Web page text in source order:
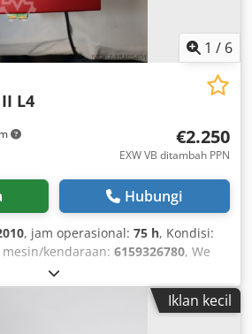
1 / 6
II L4
€2.250
EXW VB ditambah PPN
Hubungi
, jam operasional: 75 h, Kondisi:
kendaraan: 6159326780, We
demo tool inventory: Desoutter
08/2010 Item No.: 6159326780
Supplied without additional
Iklan kecil